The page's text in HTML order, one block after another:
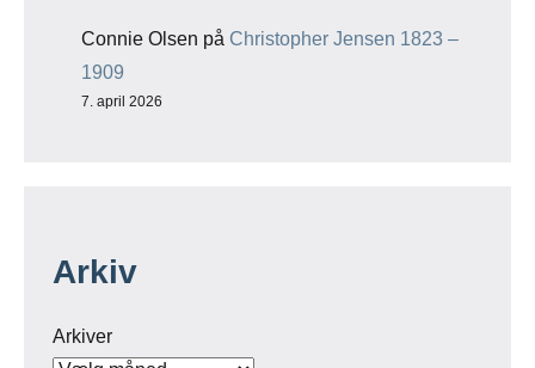
Connie Olsen på Christopher Jensen 1823 –
1909
7. april 2026
Arkiv
Arkiver